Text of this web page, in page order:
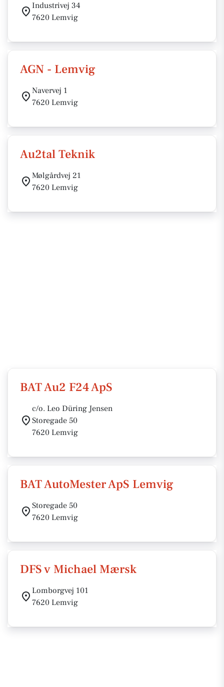
Industrivej 34
7620 Lemvig
AGN - Lemvig
Navervej 1
7620 Lemvig
Au2tal Teknik
Mølgårdvej 21
7620 Lemvig
BAT Au2 F24 ApS
c/o. Leo Düring Jensen
Storegade 50
7620 Lemvig
BAT AutoMester ApS Lemvig
Storegade 50
7620 Lemvig
DFS v Michael Mærsk
Lomborgvej 101
7620 Lemvig